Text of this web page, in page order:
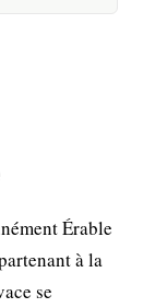
Érable
à la
se